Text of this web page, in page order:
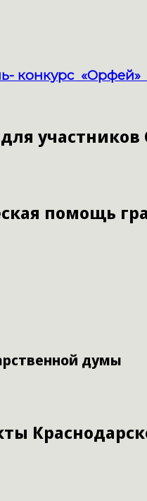
конкурс
участников
помощь
думы